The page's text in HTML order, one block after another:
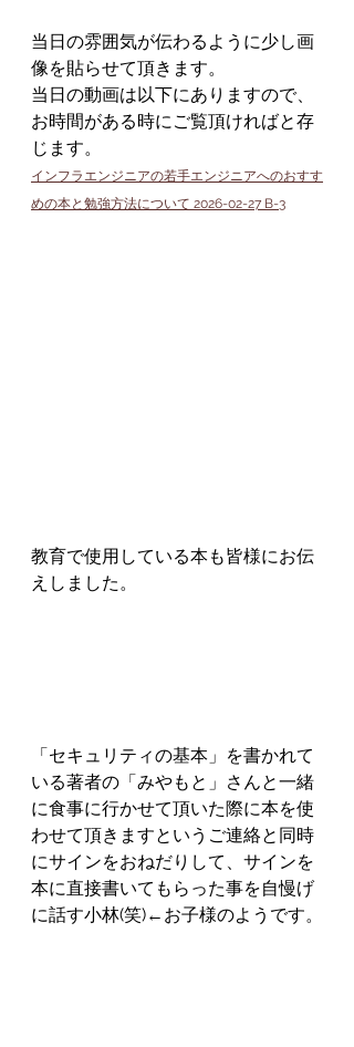
当日の雰囲気が伝わるように少し画
像を貼らせて頂きます。
当日の動画は以下にありますので、
お時間がある時にご覧頂ければと存
じます。
インフラエンジニアの若手エンジニアへのおすす
めの本と勉強方法について 2026-02-27 B-3
教育で使用している本も皆様にお伝
えしました。
「セキュリティの基本」を書かれて
いる著者の「みやもと」さんと一緒
に食事に行かせて頂いた際に本を使
わせて頂きますというご連絡と同時
にサインをおねだりして、サインを
本に直接書いてもらった事を自慢げ
に話す小林(笑)←お子様のようです。